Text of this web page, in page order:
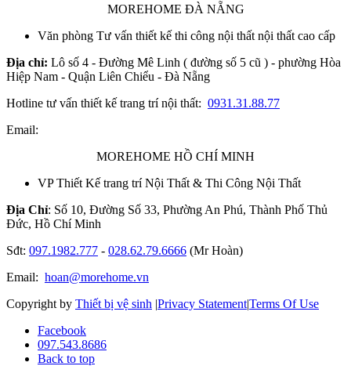
MOREHOME ĐÀ NẴNG
Văn phòng Tư vấn thiết kế thi công nội thất nội thất cao cấp
Địa chỉ: Lô số 4 - Đường Mê Linh ( đường số 5 cũ ) - phường Hòa
Hiệp Nam - Quận Liên Chiểu - Đà Nẵng
Hotline tư vấn thiết kế trang trí nội thất: 0931.31.88.77
Email:
MOREHOME HỒ CHÍ MINH
VP Thiết Kế trang trí Nội Thất & Thi Công Nội Thất
Địa Chỉ: Số 10, Đường Số 33, Phường An Phú, Thành Phố Thủ
Đức, Hồ Chí Minh
Sđt: 097.1982.777 - 028.62.79.6666 (Mr Hoàn)
Email: hoan@morehome.vn
Copyright by Thiết bị vệ sinh |Privacy Statement|Terms Of Use
Facebook
097.543.8686
Back to top